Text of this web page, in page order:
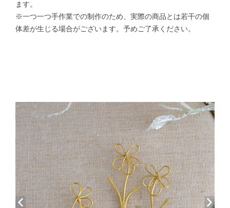
ます。
※一つ一つ手作業での制作のため、実際の商品とは若干の個
体差が生じる場合がございます。予めご了承ください。